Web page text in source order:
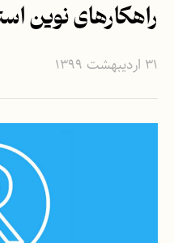
راهکارهای نوین
۳۱ اردیبهشت ۱۳۹۹